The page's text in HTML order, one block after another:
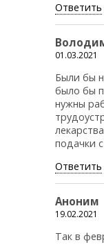
Ответить
01.03.2021
Были бы
было бы
нужны
подачки
Ответить
Аноним
19.02.2021
Так в